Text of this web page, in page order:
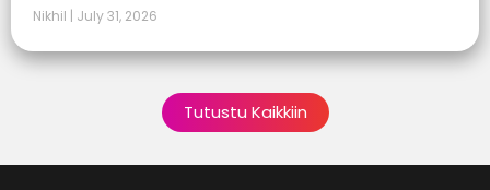
Nikhil July 31, 2026
Tutustu Kaikkiin